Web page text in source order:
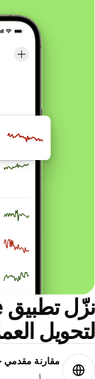
مقارنة مقدمي